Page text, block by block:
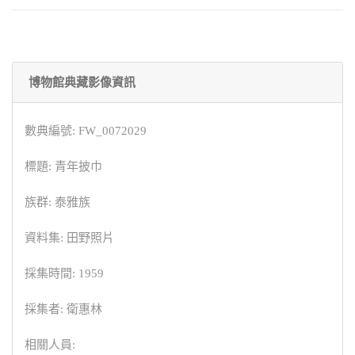
博物館典藏影像資訊
數典編號: FW_0072029
標題: 青年披巾
族群: 泰雅族
資料集: 田野照片
採集時間: 1959
採集者: 衛惠林
相關人員: